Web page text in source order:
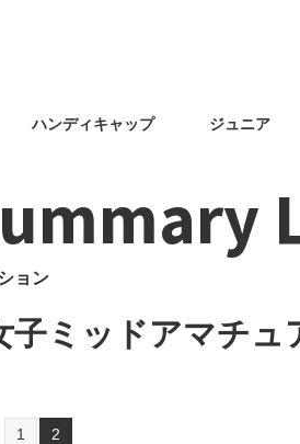
ハンディキャップ ジュニア
ョン
子ミッドアマチュ
1 2